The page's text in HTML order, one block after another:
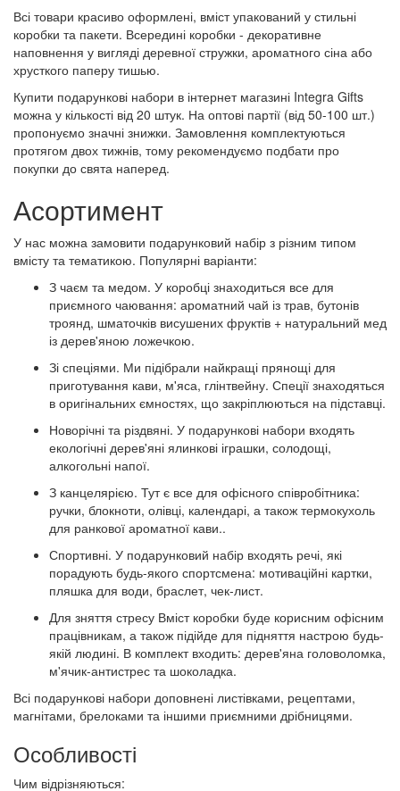
Всі товари красиво оформлені, вміст упакований у стильні
коробки та пакети. Всередині коробки - декоративне
наповнення у вигляді деревної стружки, ароматного сіна або
хрусткого паперу тишью.
Купити подарункові набори в інтернет магазині Integra Gifts
можна у кількості від 20 штук. На оптові партії (від 50-100 шт.)
пропонуємо значні знижки. Замовлення комплектуються
протягом двох тижнів, тому рекомендуємо подбати про
покупки до свята наперед.
Асортимент
У нас можна замовити подарунковий набір з різним типом
вмісту та тематикою. Популярні варіанти:
З чаєм та медом. У коробці знаходиться все для
приємного чаювання: ароматний чай із трав, бутонів
троянд, шматочків висушених фруктів + ​​натуральний мед
із дерев'яною ложечкою.
Зі спеціями. Ми підібрали найкращі прянощі для
приготування кави, м'яса, глінтвейну. Спеції знаходяться
в оригінальних ємностях, що закріплюються на підставці.
Новорічні та різдвяні. У подарункові набори входять
екологічні дерев'яні ялинкові іграшки, солодощі,
алкогольні напої.
З канцелярією. Тут є все для офісного співробітника:
ручки, блокноти, олівці, календарі, а також термокухоль
для ранкової ароматної кави..
Спортивні. У подарунковий набір входять речі, які
порадують будь-якого спортсмена: мотиваційні картки,
пляшка для води, браслет, чек-лист.
Для зняття стресу Вміст коробки буде корисним офісним
працівникам, а також підійде для підняття настрою будь-
якій людині. В комплект входить: дерев'яна головоломка,
м'ячик-антистрес та шоколадка.
Всі подарункові набори доповнені листівками, рецептами,
магнітами, брелоками та іншими приємними дрібницями.
Особливості
Чим відрізняються: